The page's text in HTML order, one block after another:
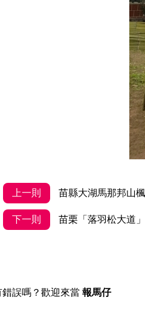
上一則 苗縣大湖馬那邦山
下一則 苗栗「落羽松大道
錯誤嗎？歡迎來當報馬仔